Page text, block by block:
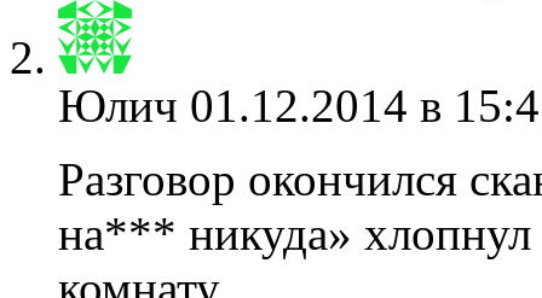
Юлич 01.12.2014 в
Разговор окончился
на*** никуда»